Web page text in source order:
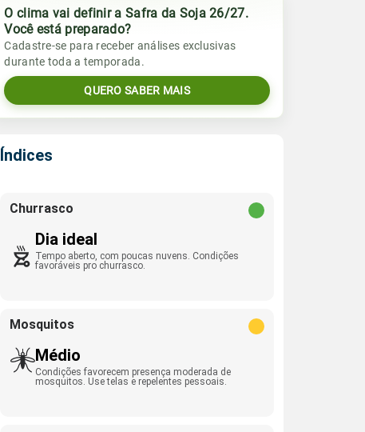
O clima vai definir a Safra da Soja 26/27.
Você está preparado?
Cadastre-se para receber análises exclusivas
durante toda a temporada.
QUERO SABER MAIS
Índices
Churrasco
Dia ideal
Tempo aberto, com poucas nuvens. Condições
favoráveis pro churrasco.
Mosquitos
Médio
Condições favorecem presença moderada de
mosquitos. Use telas e repelentes pessoais.